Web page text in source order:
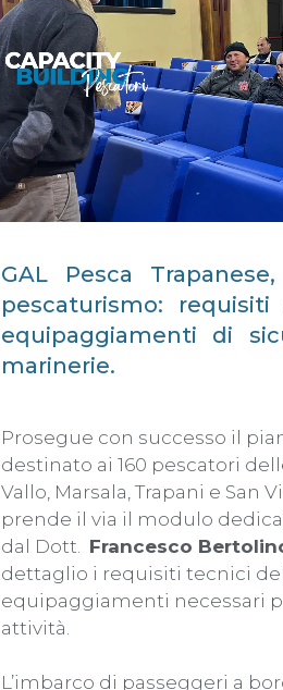
GAL Pesca
pescaturismo:
equipaggiamenti di
marinerie.
Prosegue con successo il
destinato ai 160 pescatori
Vallo, Marsala, Trapani e San
prende il via il modulo
dal Dott.
Francesco
dettaglio i requisiti tecnici
equipaggiamenti necessari
attività.
L’imbarco di passeggeri a